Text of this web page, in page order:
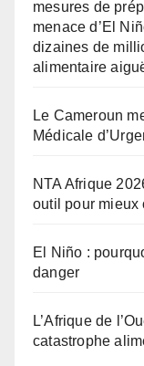
mesures de
menace d’El
dizaines de
alimentaire
Le Cameroun
Médicale
NTA Afrique
outil pour mieux
El Niño :
danger
L’Afrique de
catastrophe